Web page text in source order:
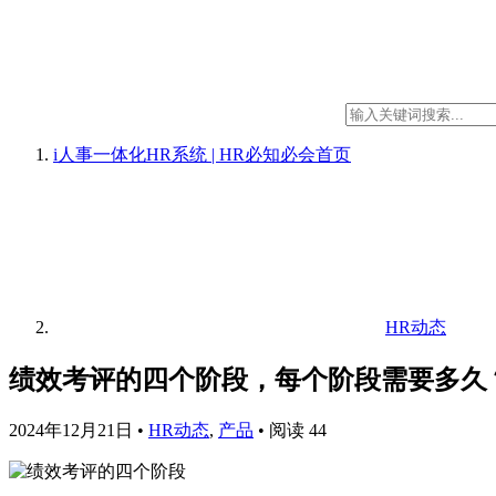
i人事一体化HR系统 | HR必知必会首页
HR动态
绩效考评的四个阶段，每个阶段需要多久
2024年12月21日 • HR动态, 产品 • 阅读 44